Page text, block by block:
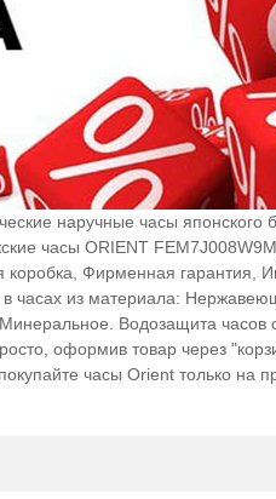
наручные часы японского
часы ORIENT
Фирменная гарантия,
из материала:
Водозащита часов
оформив товар через
часы Orient только на